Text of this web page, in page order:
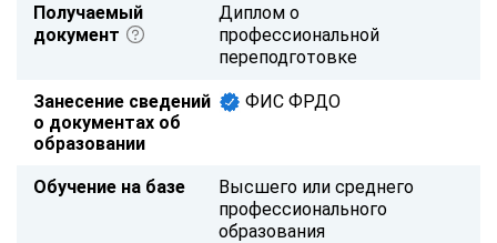
Получаемый
документ
Диплом о
профессиональной
переподготовке
Занесение сведений
о документах об
образовании
ФИС ФРДО
Обучение на базе
Высшего или среднего
профессионального
образования